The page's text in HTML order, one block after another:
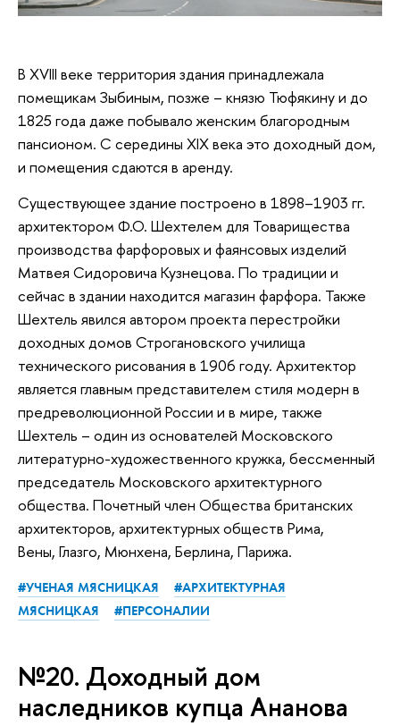
В XVIII веке территория здания принадлежала
помещикам Зыбиным, позже – князю Тюфякину и до
1825 года даже побывало женским благородным
пансионом. С середины XIX века это доходный дом,
и помещения сдаются в аренду.
Существующее здание построено в 1898–1903 гг.
архитектором Ф.О. Шехтелем для Товарищества
производства фарфоровых и фаянсовых изделий
Матвея Сидоровича Кузнецова. По традиции и
сейчас в здании находится магазин фарфора. Также
Шехтель явился автором проекта перестройки
доходных домов Строгановского училища
технического рисования в 1906 году. Архитектор
является главным представителем стиля модерн в
предреволюционной России и в мире, также
Шехтель – один из основателей Московского
литературно-художественного кружка, бессменный
председатель Московского архитектурного
общества. Почетный член Общества британских
архитекторов, архитектурных обществ Рима,
Вены, Глазго, Мюнхена, Берлина, Парижа.
#УЧЕНАЯ МЯСНИЦКАЯ
#АРХИТЕКТУРНАЯ
МЯСНИЦКАЯ
#ПЕРСОНАЛИИ
№20. Доходный дом
наследников купца Ананова